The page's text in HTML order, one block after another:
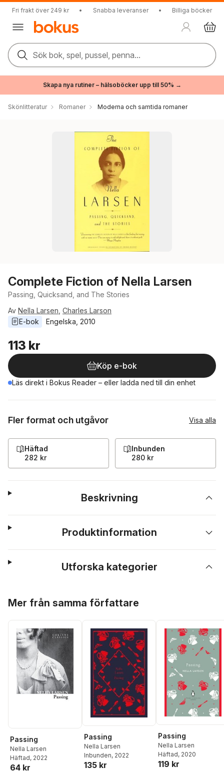
Fri frakt över 249 kr • Snabba leveranser • Billiga böcker
Sök bok, spel, pussel, penna...
Skapa nya rutiner – hälsoböcker upp till 50% →
Skönlitteratur Romaner Moderna och samtida romaner
Complete Fiction of Nella Larsen
Passing, Quicksand, and The Stories
Av Nella Larsen Charles Larson
E-bok
Engelska 2010
113 kr
Köp e-bok
Läs direkt i Bokus Reader – eller ladda ned till din enhet
Fler format och utgåvor Visa alla
Häftad
282 kr
Inbunden
280 kr
Beskrivning
Produktinformation
Utforska kategorier
Mer från samma författare
Passing
Nella Larsen
Häftad, 2022
64 kr
Passing
Nella Larsen
Inbunden, 2022
135 kr
Passing
Nella Larsen
Häftad, 2020
119 kr